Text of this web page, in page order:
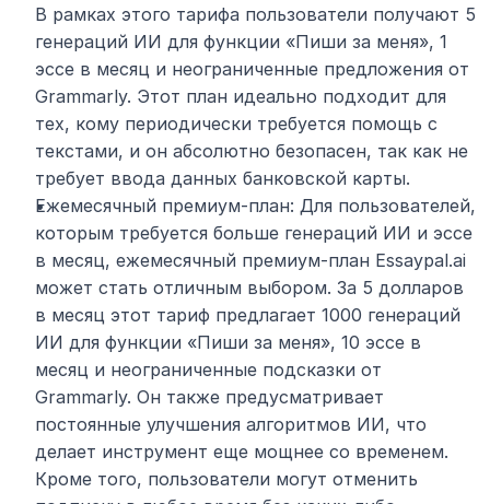
В рамках этого тарифа пользователи получают 5
генераций ИИ для функции «Пиши за меня», 1
эссе в месяц и неограниченные предложения от
Grammarly. Этот план идеально подходит для
тех, кому периодически требуется помощь с
текстами, и он абсолютно безопасен, так как не
требует ввода данных банковской карты.
Ежемесячный премиум-план: Для пользователей,
которым требуется больше генераций ИИ и эссе
в месяц, ежемесячный премиум-план Essaypal.ai
может стать отличным выбором. За 5 долларов
в месяц этот тариф предлагает 1000 генераций
ИИ для функции «Пиши за меня», 10 эссе в
месяц и неограниченные подсказки от
Grammarly. Он также предусматривает
постоянные улучшения алгоритмов ИИ, что
делает инструмент еще мощнее со временем.
Кроме того, пользователи могут отменить